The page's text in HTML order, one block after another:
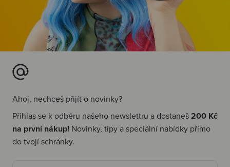
Ahoj, nechceš přijít o novinky?
Přihlas se k odběru našeho newslettru a dostaneš200 Kč
na první nákup! Novinky, tipy a speciální nabídky přímo
do tvojí schránky.